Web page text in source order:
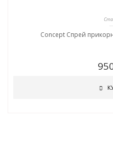
Concept Спрей